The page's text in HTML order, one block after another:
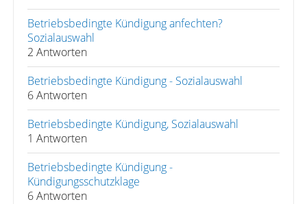
Betriebsbedingte Kündigung anfechten?
Sozialauswahl
2 Antworten
Betriebsbedingte Kündigung - Sozialauswahl
6 Antworten
Betriebsbedingte Kündigung, Sozialauswahl
1 Antworten
Betriebsbedingte Kündigung -
Kündigungsschutzklage
6 Antworten